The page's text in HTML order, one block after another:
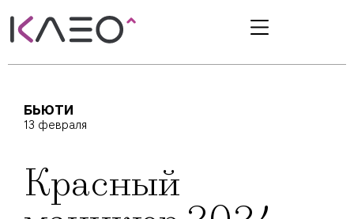
БЬЮТИ
13 февраля
Красный